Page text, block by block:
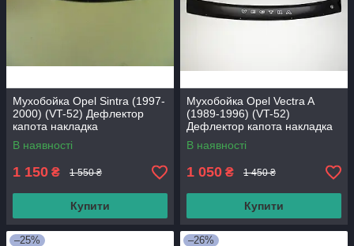
Мухобойка Opel Sintra (1997-
2000) (VT-52) Дефлектор
капота накладка
В наявності
1 150 ₴ 1 550 ₴
Купити
Мухобойка Opel Vectra A
(1989-1996) (VT-52)
Дефлектор капота накладка
В наявності
1 050 ₴ 1 450 ₴
Купити
–25% –26%